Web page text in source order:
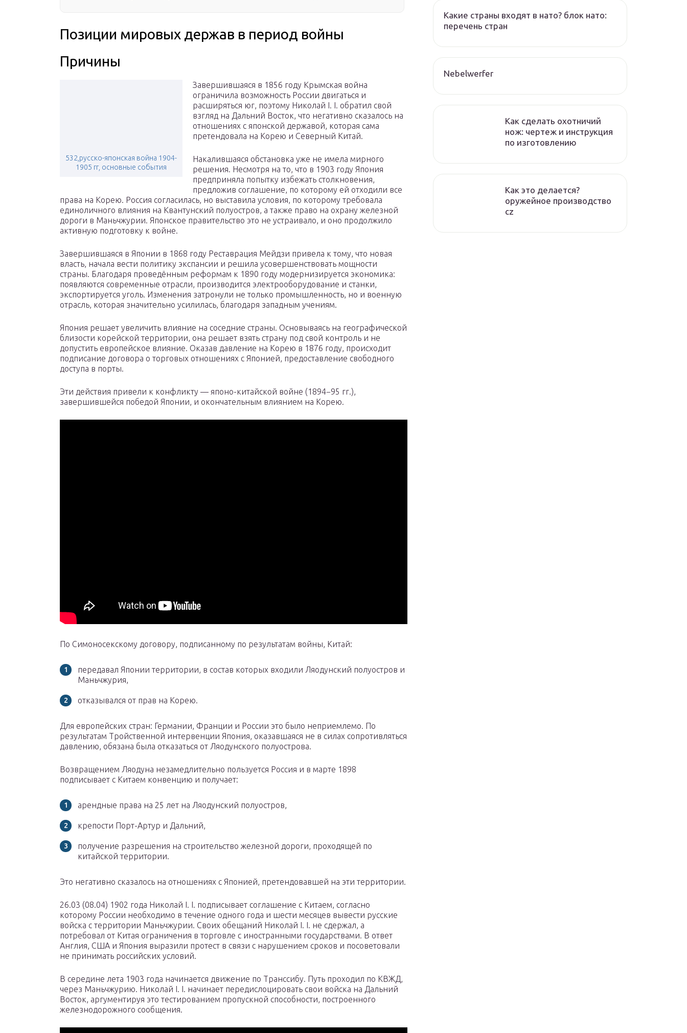
Позиции мировых держав в период войны
Причины
532,русско-японская война 1904-
1905 гг, основные события
Завершившаяся в 1856 году Крымская война
ограничила возможность России двигаться и
расширяться юг, поэтому Николай I. I. обратил свой
взгляд на Дальний Восток, что негативно сказалось на
отношениях с японской державой, которая сама
претендовала на Корею и Северный Китай.
Накалившаяся обстановка уже не имела мирного
решения. Несмотря на то, что в 1903 году Япония
предприняла попытку избежать столкновения,
предложив соглашение, по которому ей отходили все
права на Корею. Россия согласилась, но выставила условия, по которому требовала
единоличного влияния на Квантунский полуостров, а также право на охрану железной
дороги в Маньчжурии. Японское правительство это не устраивало, и оно продолжило
активную подготовку к войне.
Завершившаяся в Японии в 1868 году Реставрация Мейдзи привела к тому, что новая
власть, начала вести политику экспансии и решила усовершенствовать мощности
страны. Благодаря проведённым реформам к 1890 году модернизируется экономика:
появляются современные отрасли, производится электрооборудование и станки,
экспортируется уголь. Изменения затронули не только промышленность, но и военную
отрасль, которая значительно усилилась, благодаря западным учениям.
Япония решает увеличить влияние на соседние страны. Основываясь на географической
близости корейской территории, она решает взять страну под свой контроль и не
допустить европейское влияние. Оказав давление на Корею в 1876 году, происходит
подписание договора о торговых отношениях с Японией, предоставление свободного
доступа в порты.
Эти действия привели к конфликту — японо-китайской войне (1894−95 гг.),
завершившейся победой Японии, и окончательным влиянием на Корею.
По Симоносекскому договору, подписанному по результатам войны, Китай:
передавал Японии территории, в состав которых входили Ляодунский полуостров и
Маньчжурия,
отказывался от прав на Корею.
Для европейских стран: Германии, Франции и России это было неприемлемо. По
результатам Тройственной интервенции Япония, оказавшаяся не в силах сопротивляться
давлению, обязана была отказаться от Ляодунского полуострова.
Возвращением Ляодуна незамедлительно пользуется Россия и в марте 1898
подписывает с Китаем конвенцию и получает:
арендные права на 25 лет на Ляодунский полуостров,
крепости Порт-Артур и Дальний,
получение разрешения на строительство железной дороги, проходящей по
китайской территории.
Это негативно сказалось на отношениях с Японией, претендовавшей на эти территории.
26.03 (08.04) 1902 года Николай I. I. подписывает соглашение с Китаем, согласно
которому России необходимо в течение одного года и шести месяцев вывести русские
войска с территории Маньчжурии. Своих обещаний Николай I. I. не сдержал, а
потребовал от Китая ограничения в торговле с иностранными государствами. В ответ
Англия, США и Япония выразили протест в связи с нарушением сроков и посоветовали
не принимать российских условий.
В середине лета 1903 года начинается движение по Транссибу. Путь проходил по КВЖД,
через Маньчжурию. Николай I. I. начинает передислоцировать свои войска на Дальний
Восток, аргументируя это тестированием пропускной способности, построенного
железнодорожного сообщения.
Какие страны входят в нато? блок нато:
перечень стран
Nebelwerfer
Как сделать охотничий
нож: чертеж и инструкция
по изготовлению
Как это делается?
оружейное производство
cz